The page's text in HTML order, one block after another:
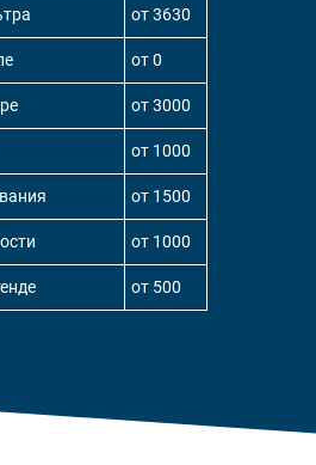
от 3630
от 0
от 3000
от 1000
от 1500
от 1000
от 500